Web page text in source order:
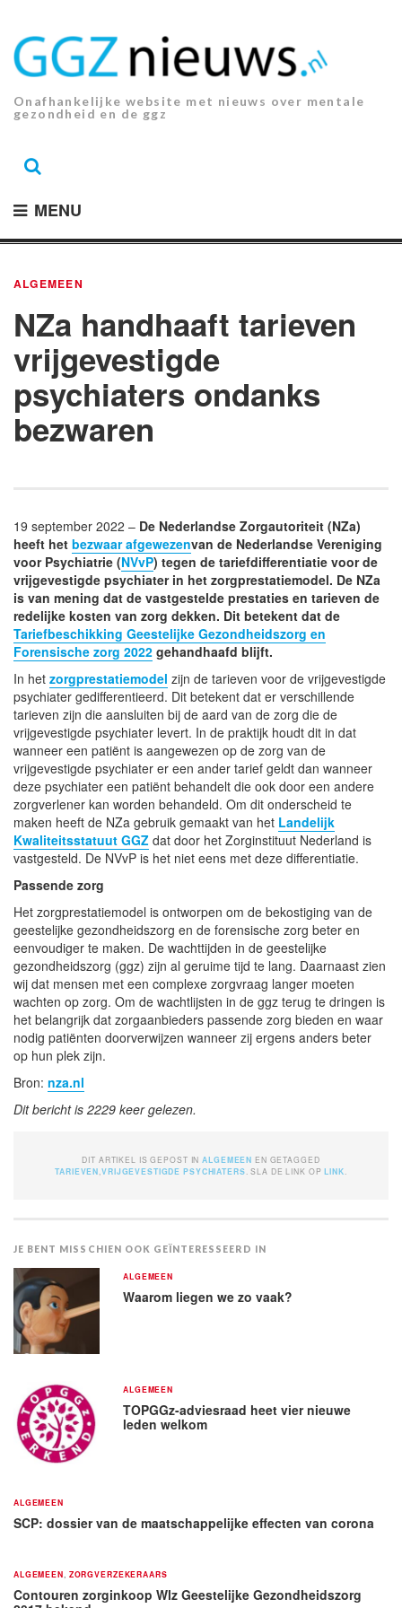
inhoud.
Onafhankelijke website met nieuws over mentale
gezondheid en de ggz
MENU
ALGEMEEN
NZa handhaaft tarieven
vrijgevestigde
psychiaters ondanks
bezwaren
19 september 2022 – De Nederlandse Zorgautoriteit (NZa)
heeft het bezwaar afgewezenvan de Nederlandse Vereniging
voor Psychiatrie (NVvP) tegen de tariefdifferentiatie voor de
vrijgevestigde psychiater in het zorgprestatiemodel. De NZa
is van mening dat de vastgestelde prestaties en tarieven de
redelijke kosten van zorg dekken. Dit betekent dat de
Tariefbeschikking Geestelijke Gezondheidszorg en
Forensische zorg 2022 gehandhaafd blijft.
In het zorgprestatiemodel zijn de tarieven voor de vrijgevestigde
psychiater gedifferentieerd. Dit betekent dat er verschillende
tarieven zijn die aansluiten bij de aard van de zorg die de
vrijgevestigde psychiater levert. In de praktijk houdt dit in dat
wanneer een patiënt is aangewezen op de zorg van de
vrijgevestigde psychiater er een ander tarief geldt dan wanneer
deze psychiater een patiënt behandelt die ook door een andere
zorgverlener kan worden behandeld. Om dit onderscheid te
maken heeft de NZa gebruik gemaakt van het Landelijk
Kwaliteitsstatuut GGZ dat door het Zorginstituut Nederland is
vastgesteld. De NVvP is het niet eens met deze differentiatie.
Passende zorg
Het zorgprestatiemodel is ontworpen om de bekostiging van de
geestelijke gezondheidszorg en de forensische zorg beter en
eenvoudiger te maken. De wachttijden in de geestelijke
gezondheidszorg (ggz) zijn al geruime tijd te lang. Daarnaast zien
wij dat mensen met een complexe zorgvraag langer moeten
wachten op zorg. Om de wachtlijsten in de ggz terug te dringen is
het belangrijk dat zorgaanbieders passende zorg bieden en waar
nodig patiënten doorverwijzen wanneer zij ergens anders beter
op hun plek zijn.
Bron: nza.nl
Dit bericht is 2229 keer gelezen.
DIT ARTIKEL IS GEPOST INALGEMEEN EN GETAGGED
TARIEVEN ,VRIJGEVESTIGDE PSYCHIATERS . SLA DE LINK OPLINK
JE BENT MISSCHIEN OOK GEÏNTERESSEERD IN
ALGEMEEN
Waarom liegen we zo vaak?
ALGEMEEN
TOPGGz-adviesraad heet vier nieuwe
leden welkom
ALGEMEEN
SCP: dossier van de maatschappelijke effecten van corona
ALGEMEEN ZORGVERZEKERAARS
Contouren zorginkoop Wlz Geestelijke Gezondheidszorg